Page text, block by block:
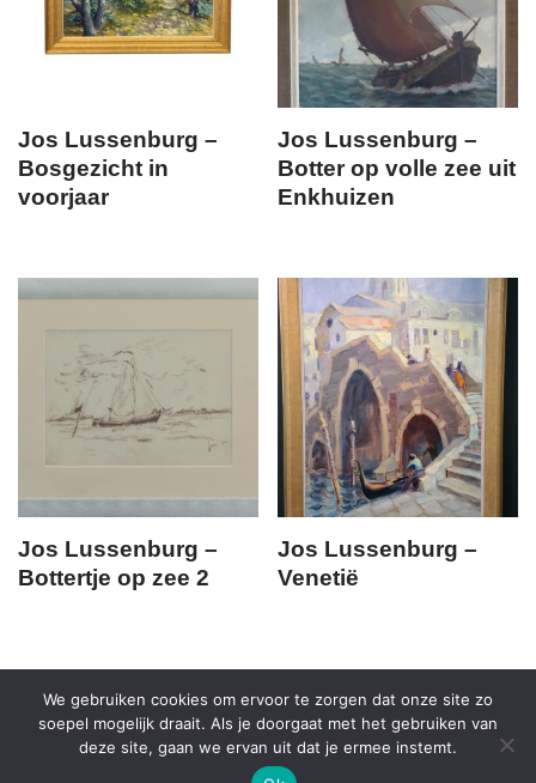
Jos Lussenburg –
Bosgezicht in
voorjaar
Jos Lussenburg –
Botter op volle zee uit
Enkhuizen
Jos Lussenburg –
Bottertje op zee 2
Jos Lussenburg –
Venetië
KVK 52836347 | BTW: NL165619193B01 | Copyright Kunsthandel
We gebruiken cookies om ervoor te zorgen dat onze site zo
soepel mogelijk draait. Als je doorgaat met het gebruiken van
deze site, gaan we ervan uit dat je ermee instemt.